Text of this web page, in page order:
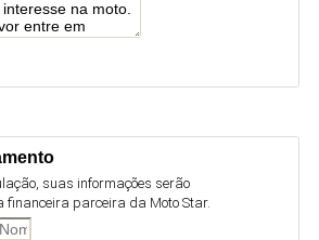
suas informações serão
parceira da Moto Star.